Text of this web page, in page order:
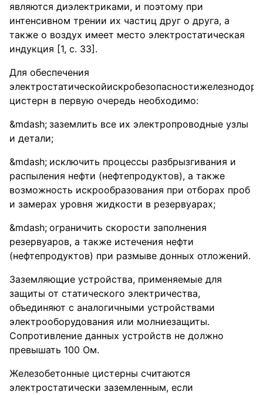
являются диэлектриками, и поэтому при
интенсивном трении их частиц друг о друга, а
также о воздух имеет место электростатическая
индукция [1, с. 33].
Для обеспечения
цистерн в первую очередь необходимо:
заземлить все их электропроводные узлы
и детали;
исключить процессы разбрызгивания и
распыления нефти (нефтепродуктов), а также
возможность искрообразования при отборах проб
и замерах уровня жидкости в резервуарах;
ограничить скорости заполнения
резервуаров, а также истечения нефти
(нефтепродуктов) при размыве донных отложений.
Заземляющие устройства, применяемые для
защиты от статического электричества,
объединяют с аналогичными устройствами
электрооборудования или молниезащиты.
Сопротивление данных устройств не должно
превышать 100 Ом.
Железобетонные цистерны считаются
электростатически заземленным, если